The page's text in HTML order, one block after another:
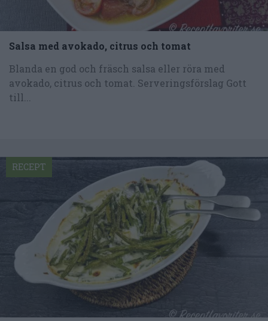
Salsa med avokado, citrus och tomat
Blanda en god och fräsch salsa eller röra med
avokado, citrus och tomat. Serveringsförslag Gott
till...
RECEPT